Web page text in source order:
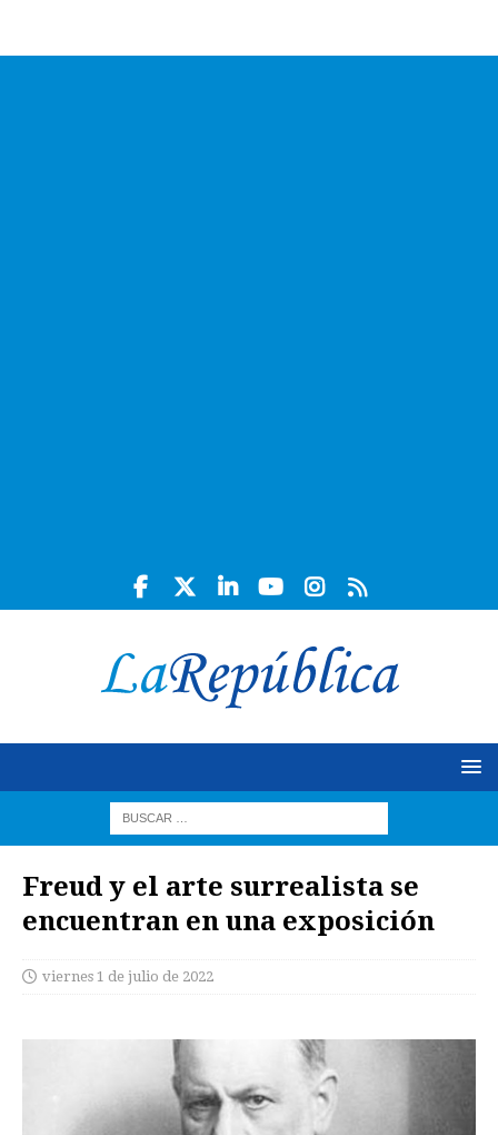
Freud y el arte surrealista se
encuentran en una exposición
viernes 1 de julio de 2022